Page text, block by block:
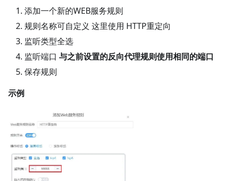
添加一个新的WEB服务规则
规则名称可自定义 这里使用 HTTP重定向
监听类型全选
监听端口 与之前设置的反向代理规则使用相同的端口
保存规则
示例